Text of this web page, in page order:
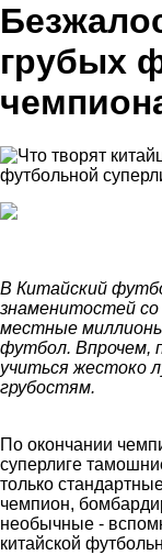
грубых
В Китайский
знаменитостей
местные
футбол. Впрочем,
учиться жестоко
грубостям.
По окончании
суперлиге
только
чемпион,
необычные -
китайской